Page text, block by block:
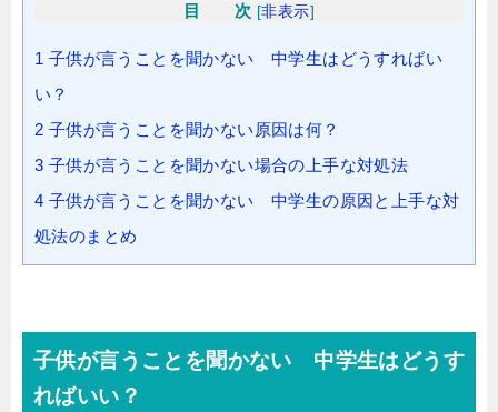
目 次 [非表示]
1 子供が言うことを聞かない 中学生はどうすればい
い？
2 子供が言うことを聞かない原因は何？
3 子供が言うことを聞かない場合の上手な対処法
4 子供が言うことを聞かない 中学生の原因と上手な対
処法のまとめ
子供が言うことを聞かない 中学生はどうす
ればいい？